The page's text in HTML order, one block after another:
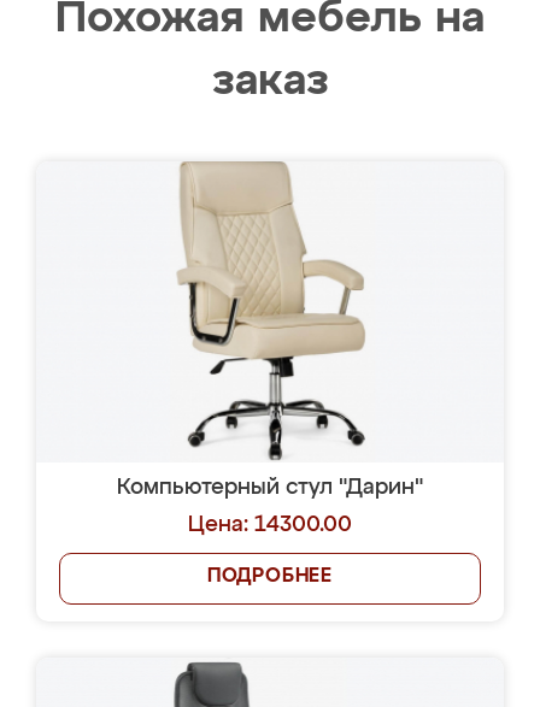
Похожая мебель на
заказ
Компьютерный стул "Дарин"
Цена: 14300.00
ПОДРОБНЕЕ